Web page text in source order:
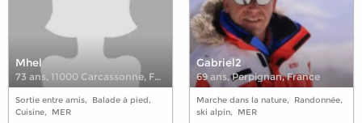
Mhel
73 ans, 11000 Carcassonne, France
Sortie entre amis
Balade à pied
Cuisine
MER
Gabriel2
69 ans,Perpignan, France
Marche dans la nature
Randonnée
ski alpin
MER